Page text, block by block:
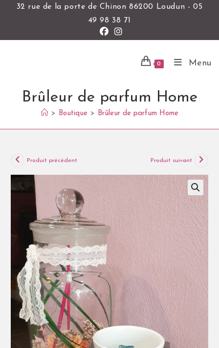
32 rue de la porte de Chinon 86200 Loudun - 05
49 98 38 71
0 Menu
Brûleur de parfum Home
> Boutique > Brûleur de parfum Home
Produit précédent Produit suivant